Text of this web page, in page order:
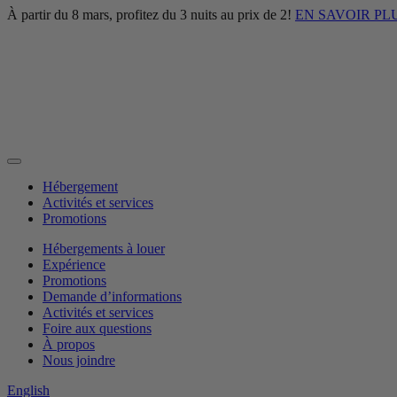
À partir du 8 mars, profitez du 3 nuits au prix de 2! EN SAVOIR
Hébergement
Activités et services
Promotions
Hébergements à louer
Expérience
Promotions
Demande d’informations
Activités et services
Foire aux questions
À propos
Nous joindre
English